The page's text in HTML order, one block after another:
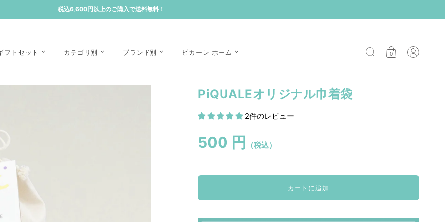
税込6,600円以上のご購入で送料無料！
フトセット カテゴリ別 ブランド別 ピカーレ ホーム 0
PiQUALEオリジナル巾着袋
2件のレビュー
500 円 （税込）
カートに追加